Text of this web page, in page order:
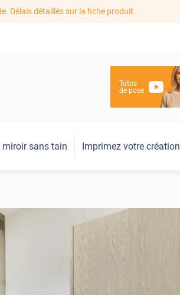
Délais détaillés sur la fiche produit.
Tutos
de pose
miroir sans tain Imprimez votre création